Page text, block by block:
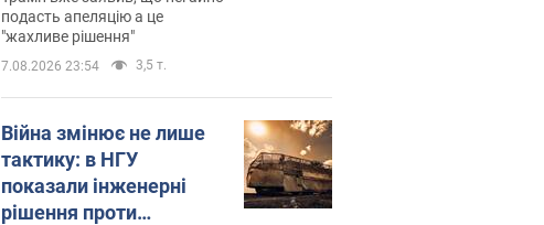
подасть апеляцію а це
"жахливе рішення"
7.08.2026 23:54 3,5 т.
Війна змінює не лише
тактику: в НГУ
показали інженерні
рішення проти